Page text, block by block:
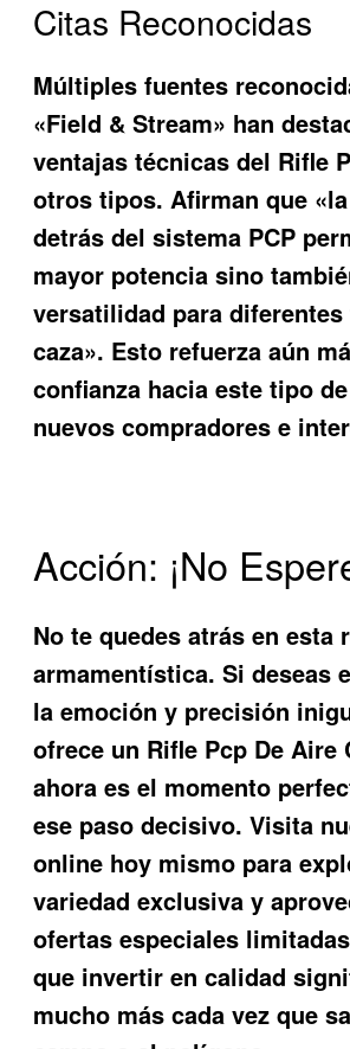
Citas Reconocidas
Múltiples fuentes
«Field & Stream» han
ventajas técnicas del Rifle
otros tipos. Afirman que
detrás del sistema PCP
mayor potencia sino
versatilidad para
caza». Esto refuerza aún
confianza hacia este tipo
nuevos compradores e
Acción: ¡No
No te quedes atrás en esta
armamentística. Si deseas
la emoción y precisión
ofrece un Rifle Pcp De Aire
ahora es el momento
ese paso decisivo. Visita
online hoy mismo para
variedad exclusiva y
ofertas especiales
que invertir en calidad
mucho más cada vez que